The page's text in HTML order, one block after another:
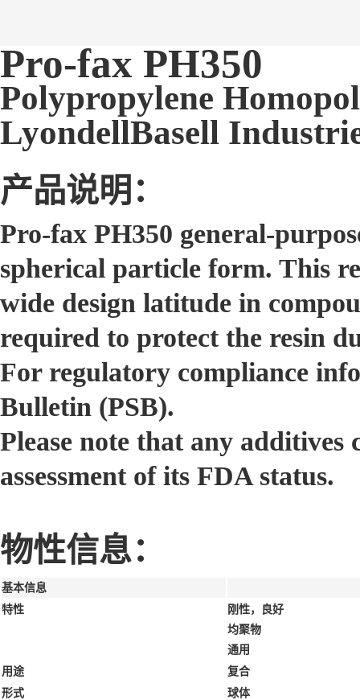
Pro-fax PH350
Polypropylene
LyondellBasell
产品说明：
Pro-fax PH350 general-
spherical particle form. This
wide design latitude in
required to protect the resin
For regulatory compliance
Bulletin (PSB).
Please note that any
assessment of its FDA status.
物性信息：
基本信息
特性
刚性，良好
均聚物
通用
用途
复合
形式
球体